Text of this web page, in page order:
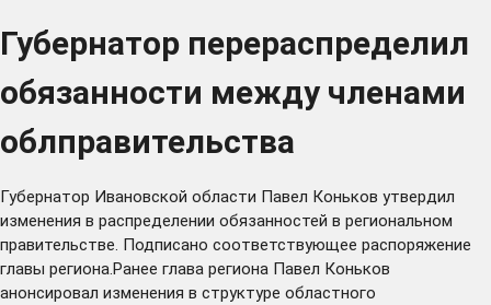
Губернатор перераспределил
обязанности между членами
облправительства
Губернатор Ивановской области Павел Коньков утвердил
изменения в распределении обязанностей в региональном
правительстве. Подписано соответствующее распоряжение
главы региона.Ранее глава региона Павел Коньков
анонсировал изменения в структуре областного